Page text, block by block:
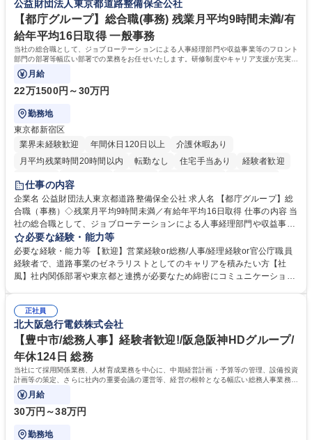
や社内副業等を活用し、 一人ひとりが挑戦できるカルチャーが浸透してい
ます。 学歴・資格 学歴：大学院 大学 高専 短大 専修学校 高校 語学力：
資格：
公益財団法人東京都道路整備保全公社
【都庁グループ】総合職(事務) 残業月平均9時間未満/有
給年平均16日取得 一般事務
当社の総合職として、ジョブローテーションによる人事経理部門や収益事業等のフロント
部門の部署等幅広い部署での業務をお任せいたします。研修制度やキャリア支援が充実し
ております！ ※下記業務詳細
月給
22万1500円～30万円
勤務地
東京都新宿区
業界未経験歓迎
年間休日120日以上
介護休暇あり
月平均残業時間20時間以内
転勤なし 住宅手当あり
経験者歓迎
研修あり
退職金あり
駅近5分以内
資格取得手当あり 食事補助あり
仕事の内容
企業名 公益財団法人東京都道路整備保全公社 求人名 【都庁グループ】総
合職（事務）◇残業月平均9時間未満／有給年平均16日取得 仕事の内容 当
社の総合職として、ジョブローテーションによる人事経理部門や収益事業
等のフロント部門の部署等幅広い部署での業務をお任せいたします。研修
制度やキャリア支援が充実しております！ ※下記業務詳細 【業務詳細】■
管理部門：広報、人事、経理など当公社の運営に係る管理業務 ■収益部
門：駐車場の新規開拓、管理運営、新宿駅西口広場の「イベントコーナ
道路施設や道路工事現場の見学ツアー事業 ※入社後は上記いずれかの部門
へ配属。※業務内容変更の範囲：会社の定める業務 募集職種 【都庁グル
ープ】総合職（事務）◇残業月平均9時間未満／有給年平均16日取得
必要な経験・能力等
必要な経験・能力等 【歓迎】営業経験or総務/人事/経理経験or官公庁職員
経験者で、道路事業のゼネラリストとしてのキャリアを積みたい方【社
風】社内関係部署や東京都と連携が必要なため綿密にコミュニケーション
部門など多岐に渡る業務を経験できます。 ■様々なプロジェクト：駐車場
事業の他、新宿駅西口広場内に設置された照明を兼ねた広告「ブライトサ
イン」の管理運営を行うなど、事業収益を生み出す活動を積極的に行って
います。 学歴・資格 学歴：大学院 大学 高専 短大 専修学校 高校 語学力：
資格：
正社員
北大阪急行電鉄株式会社
【豊中市/総務人事】経験者歓迎!/阪急阪神HDグループ/
年休124日 総務
当社にて採用関係業務、人材育成業務を中心に、中期経営計画・予算等の管理、設備投資
計画等の策定、さらに社内の重要会議の運営等、経営の根幹となる幅広い総務人事業務全
般を担当していただきます。
月給
30万円～38万円
勤務地